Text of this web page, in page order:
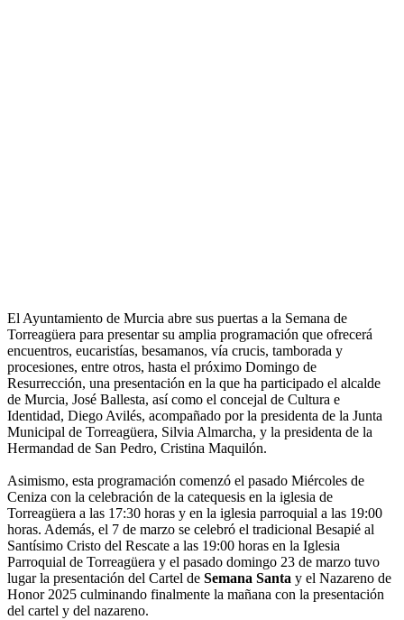
El Ayuntamiento de Murcia abre sus puertas a la Semana de
Torreagüera para presentar su amplia programación que ofrecerá
encuentros, eucaristías, besamanos, vía crucis, tamborada y
procesiones, entre otros, hasta el próximo Domingo de
Resurrección, una presentación en la que ha participado el alcalde
de Murcia, José Ballesta, así como el concejal de Cultura e
Identidad, Diego Avilés, acompañado por la presidenta de la Junta
Municipal de Torreagüera, Silvia Almarcha, y la presidenta de la
Hermandad de San Pedro, Cristina Maquilón.
Asimismo, esta programación comenzó el pasado Miércoles de
Ceniza con la celebración de la catequesis en la iglesia de
Torreagüera a las 17:30 horas y en la iglesia parroquial a las 19:00
horas. Además, el 7 de marzo se celebró el tradicional Besapié al
Santísimo Cristo del Rescate a las 19:00 horas en la Iglesia
Parroquial de Torreagüera y el pasado domingo 23 de marzo tuvo
lugar la presentación del Cartel de Semana Santa y el Nazareno de
Honor 2025 culminando finalmente la mañana con la presentación
del cartel y del nazareno.